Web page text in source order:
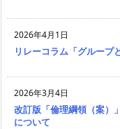
2026年4月1日
リレーコラム「グループ
2026年3月4日
改訂版「倫理綱領（案）
について